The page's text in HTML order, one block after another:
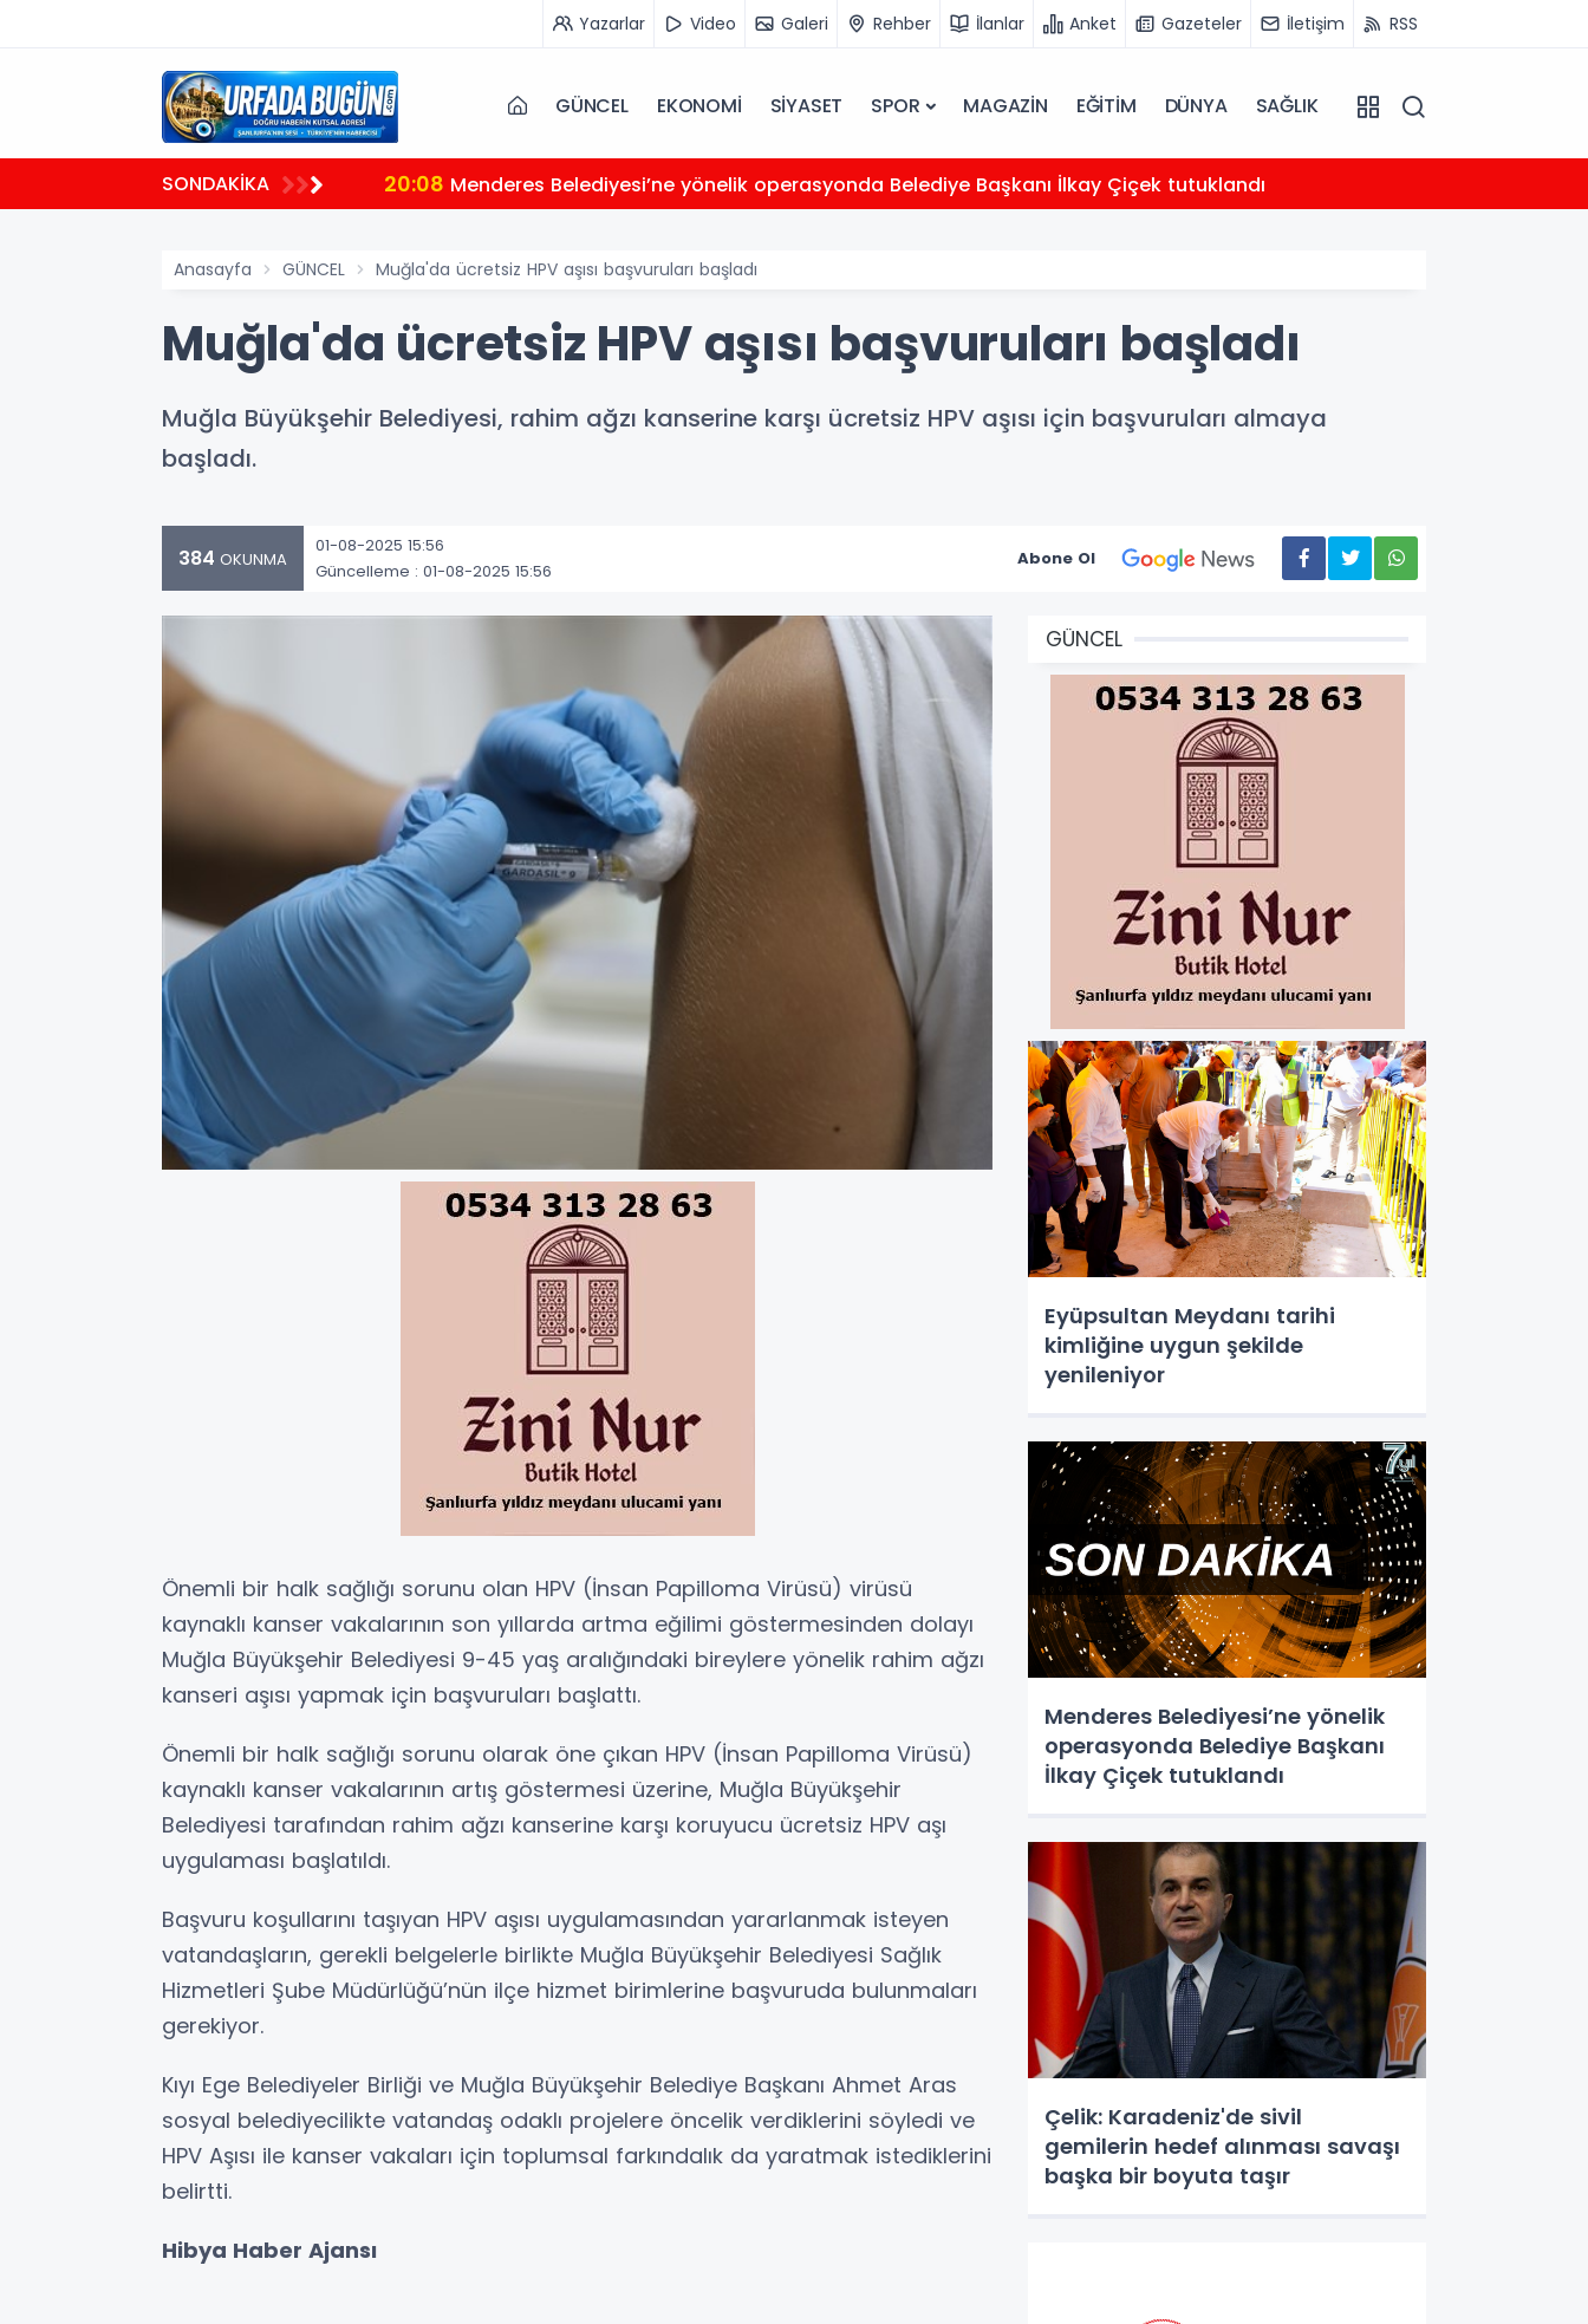
Yazarlar Video Galeri Rehber İlanlar Anket Gazeteler İletişim RSS
GÜNCEL EKONOMİ SİYASET SPOR MAGAZİN EĞİTİM DÜNYA SAĞLIK
SONDAKİKA 20:08 Menderes Belediyesi’ne yönelik operasyonda Belediye Başkanı İlkay Çiçek tutuklandı
Anasayfa GÜNCEL Muğla'da ücretsiz HPV aşısı başvuruları başladı
Muğla'da ücretsiz HPV aşısı başvuruları başladı
Muğla Büyükşehir Belediyesi, rahim ağzı kanserine karşı ücretsiz HPV aşısı için başvuruları almaya
başladı.
384 OKUNMA
01-08-2025 15:56
Güncelleme : 01-08-2025 15:56
Abone Ol
Önemli bir halk sağlığı sorunu olan HPV (İnsan Papilloma Virüsü) virüsü
kaynaklı kanser vakalarının son yıllarda artma eğilimi göstermesinden dolayı
Muğla Büyükşehir Belediyesi 9-45 yaş aralığındaki bireylere yönelik rahim ağzı
kanseri aşısı yapmak için başvuruları başlattı.
Önemli bir halk sağlığı sorunu olarak öne çıkan HPV (İnsan Papilloma Virüsü)
kaynaklı kanser vakalarının artış göstermesi üzerine, Muğla Büyükşehir
Belediyesi tarafından rahim ağzı kanserine karşı koruyucu ücretsiz HPV aşı
uygulaması başlatıldı.
Başvuru koşullarını taşıyan HPV aşısı uygulamasından yararlanmak isteyen
vatandaşların, gerekli belgelerle birlikte Muğla Büyükşehir Belediyesi Sağlık
Hizmetleri Şube Müdürlüğü’nün ilçe hizmet birimlerine başvuruda bulunmaları
gerekiyor.
Kıyı Ege Belediyeler Birliği ve Muğla Büyükşehir Belediye Başkanı Ahmet Aras
sosyal belediyecilikte vatandaş odaklı projelere öncelik verdiklerini söyledi ve
HPV Aşısı ile kanser vakaları için toplumsal farkındalık da yaratmak istediklerini
belirtti.
Hibya Haber Ajansı
GÜNCEL
Eyüpsultan Meydanı tarihi
kimliğine uygun şekilde
yenileniyor
Menderes Belediyesi’ne yönelik
operasyonda Belediye Başkanı
İlkay Çiçek tutuklandı
Çelik: Karadeniz'de sivil
gemilerin hedef alınması savaşı
başka bir boyuta taşır